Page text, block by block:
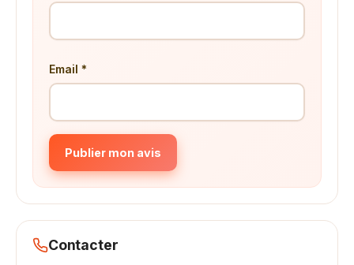
Email *
Publier mon avis
Contacter